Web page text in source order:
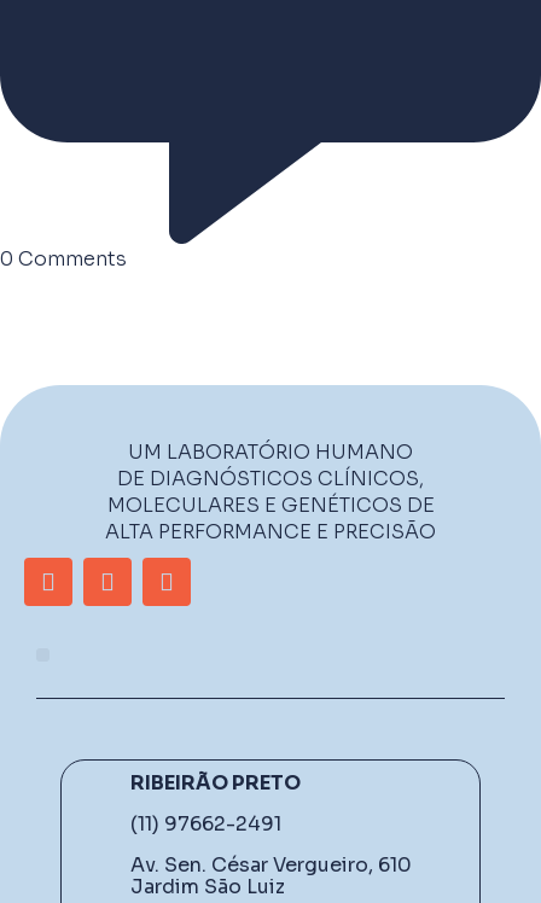
0 Comments
UM LABORATÓRIO HUMANO
DE DIAGNÓSTICOS CLÍNICOS,
MOLECULARES E GENÉTICOS DE
ALTA PERFORMANCE E PRECISÃO
RIBEIRÃO PRETO
(11) 97662-2491
Av. Sen. César Vergueiro, 610
Jardim São Luiz